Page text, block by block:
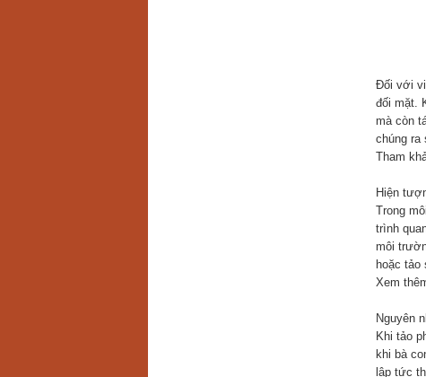
Đối với
đối mặt.
mà còn
chúng ra
Tham
Hiện
Trong
trình
môi
hoặc tảo
Xem
Nguyên
Khi tảo
khi bà
lập tức